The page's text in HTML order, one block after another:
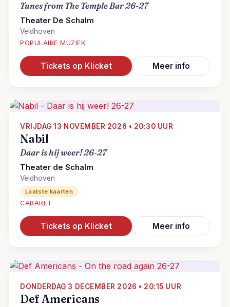
Tunes from The Temple Bar 26-27
Theater De Schalm
Veldhoven
POPULAIRE MUZIEK
Tickets op Klicket Meer info
VRIJDAG 13 NOVEMBER 2026 • 20:30 UUR
Nabil
Daar is hij weer! 26-27
Theater de Schalm
Veldhoven
Laatste kaarten
CABARET
Tickets op Klicket Meer info
DONDERDAG 3 DECEMBER 2026 • 20:15 UUR
Def Americans